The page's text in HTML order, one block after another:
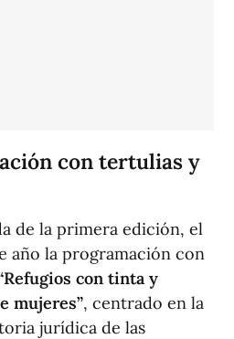
con tertulias y
de la primera edición, el
año la programación con
con tinta y
mujeres”, centrado en la
jurídica de las